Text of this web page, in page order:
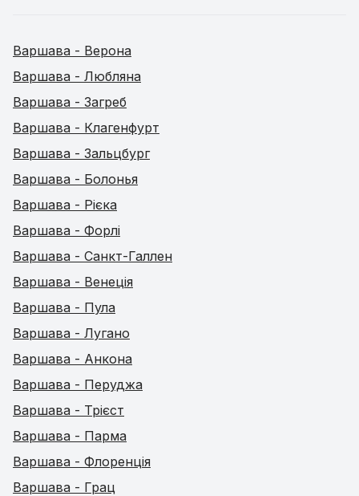
Варшава - Верона
Варшава - Любляна
Варшава - Загреб
Варшава - Клагенфурт
Варшава - Зальцбург
Варшава - Болонья
Варшава - Рієка
Варшава - Форлі
Варшава - Санкт-Галлен
Варшава - Венеція
Варшава - Пула
Варшава - Лугано
Варшава - Анкона
Варшава - Перуджа
Варшава - Трієст
Варшава - Парма
Варшава - Флоренція
Варшава - Грац